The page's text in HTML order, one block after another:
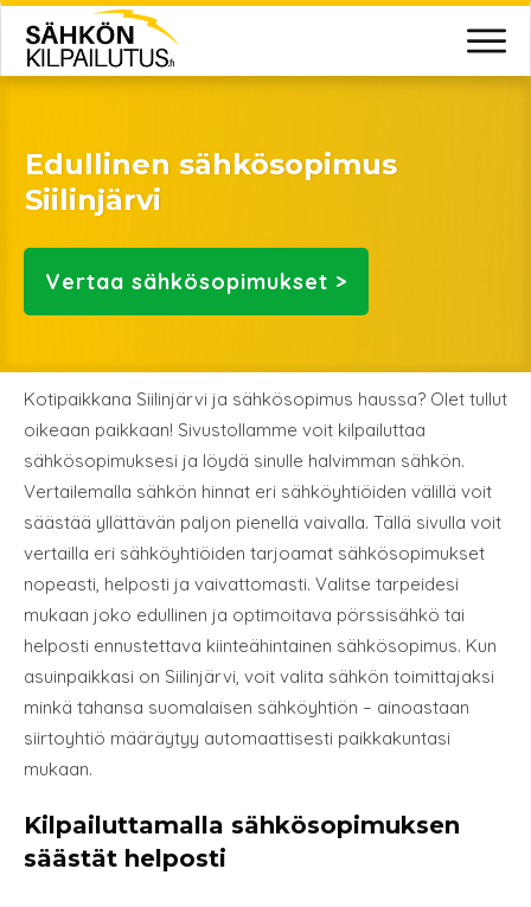
Edullinen sähkösopimus
Siilinjärvi
Vertaa sähkösopimukset >
Kotipaikkana Siilinjärvi ja sähkösopimus haussa? Olet tullut
oikeaan paikkaan! Sivustollamme voit kilpailuttaa
sähkösopimuksesi ja löydä sinulle halvimman sähkön.
Vertailemalla sähkön hinnat eri sähköyhtiöiden välillä voit
säästää yllättävän paljon pienellä vaivalla. Tällä sivulla voit
vertailla eri sähköyhtiöiden tarjoamat sähkösopimukset
nopeasti, helposti ja vaivattomasti. Valitse tarpeidesi
mukaan joko edullinen ja optimoitava pörssisähkö tai
helposti ennustettava kiinteähintainen sähkösopimus. Kun
asuinpaikkasi on Siilinjärvi, voit valita sähkön toimittajaksi
minkä tahansa suomalaisen sähköyhtiön – ainoastaan
siirtoyhtiö määräytyy automaattisesti paikkakuntasi
mukaan.
Kilpailuttamalla sähkösopimuksen
säästät helposti